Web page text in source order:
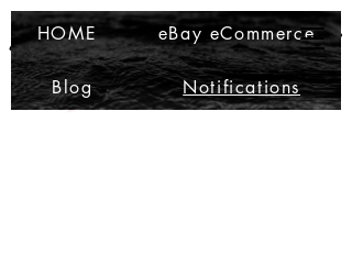
Ma Che Bello
Ma Che Bello
HOME eBay eCommerce
Blog Notifications